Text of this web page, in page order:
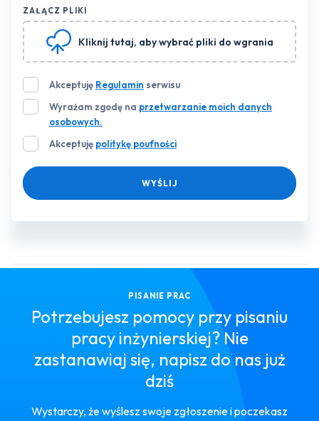
ZAŁĄCZ PLIKI
Kliknij tutaj, aby wybrać pliki do wgrania
Akceptuję Regulamin serwisu
Wyrażam zgodę na przetwarzanie moich danych
osobowych.
Akceptuję politykę poufności
WYŚLIJ
PISANIE PRAC
Potrzebujesz pomocy przy pisaniu
pracy inżynierskiej? Nie
zastanawiaj się, napisz do nas już
dziś
Wystarczy, że wyślesz swoje zgłoszenie i poczekasz